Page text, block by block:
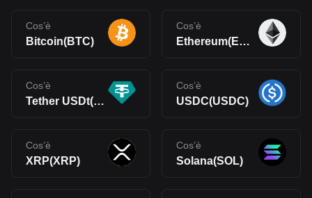
Cos’è
Bitcoin(BTC)
Cos’è
Ethereum(ETH)
Cos’è
Tether USDt(USDT)
Cos’è
USDC(USDC)
Cos’è
XRP(XRP)
Cos’è
Solana(SOL)